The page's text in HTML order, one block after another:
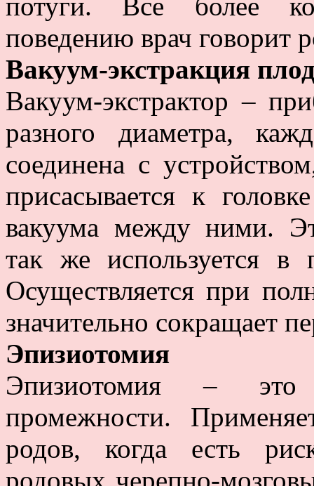
поведению врач говорит
Вакуум-экстракция
Вакуум-экстрактор –
разного диаметра,
соединена с
присасывается к
вакуума между ними.
так же используется в
Осуществляется при
значительно сокращает
Эпизиотомия
Эпизиотомия – это
промежности.
родов, когда есть
родовых черепно-